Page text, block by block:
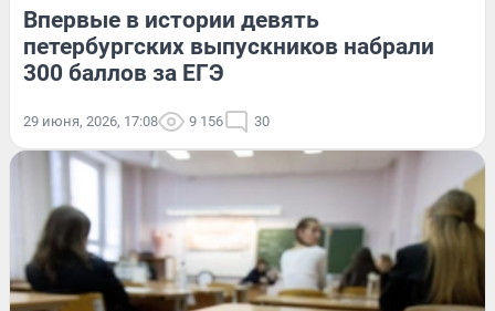
Впервые в истории девять
петербургских выпускников набрали
300 баллов за ЕГЭ
29 июня, 2026, 17:08 9 156 30